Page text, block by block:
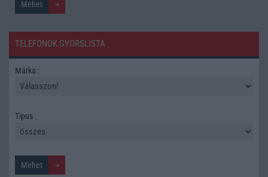
TELEFONOK GYORSLISTA
Márka :
Tipus :